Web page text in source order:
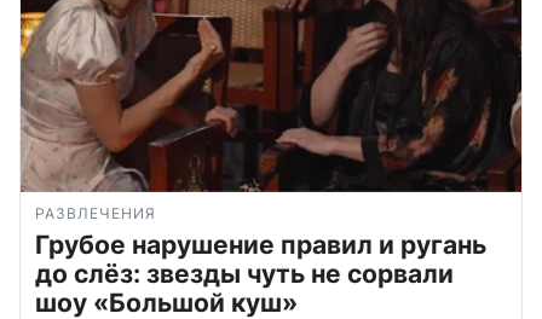
РАЗВЛЕЧЕНИЯ
Грубое нарушение правил и ругань
до слёз: звезды чуть не сорвали
шоу «Большой куш»